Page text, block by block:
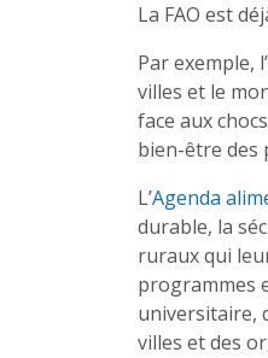
La FAO est
Par exemple, l’
villes et le
face aux
bien-être des
L’Agenda
durable, la
ruraux qui
programmes
universitaire,
villes et des